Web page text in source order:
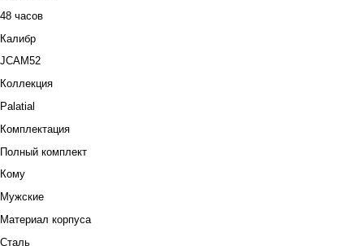
48 часов
Калибр
JCAM52
Коллекция
Palatial
Комплектация
Полный комплект
Кому
Мужские
Материал корпуса
Сталь